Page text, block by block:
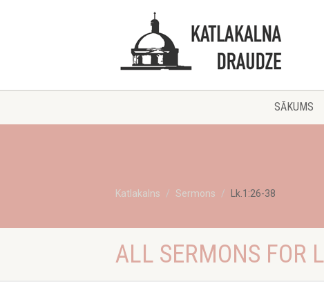
SĀKUMS
Katlakalns Sermons Lk.1:26-38
ALL SERMONS FOR